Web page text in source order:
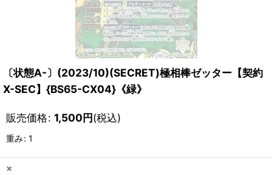
〔状態A-〕(2023/10)(SECRET)極相棒ゼッター【契約
X-SEC】{BS65-CX04}《緑》
販売価格: 1,500円(税込)
重み: 1
×